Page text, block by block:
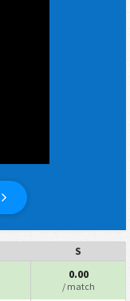
S
0.00
/ match